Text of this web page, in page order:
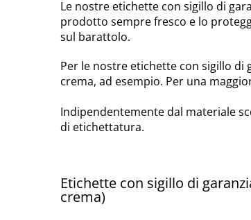
Le nostre etichette con sigillo di
prodotto sempre fresco e lo
sul barattolo.
Per le nostre etichette con sigillo
crema, ad esempio. Per una
Indipendentemente dal materiale
di etichettatura.
Etichette con sigillo di
crema)